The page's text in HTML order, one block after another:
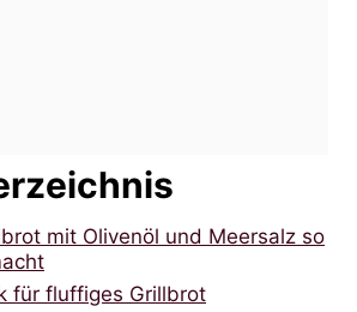
mit Olivenöl und Meersalz so
für fluffiges Grillbrot